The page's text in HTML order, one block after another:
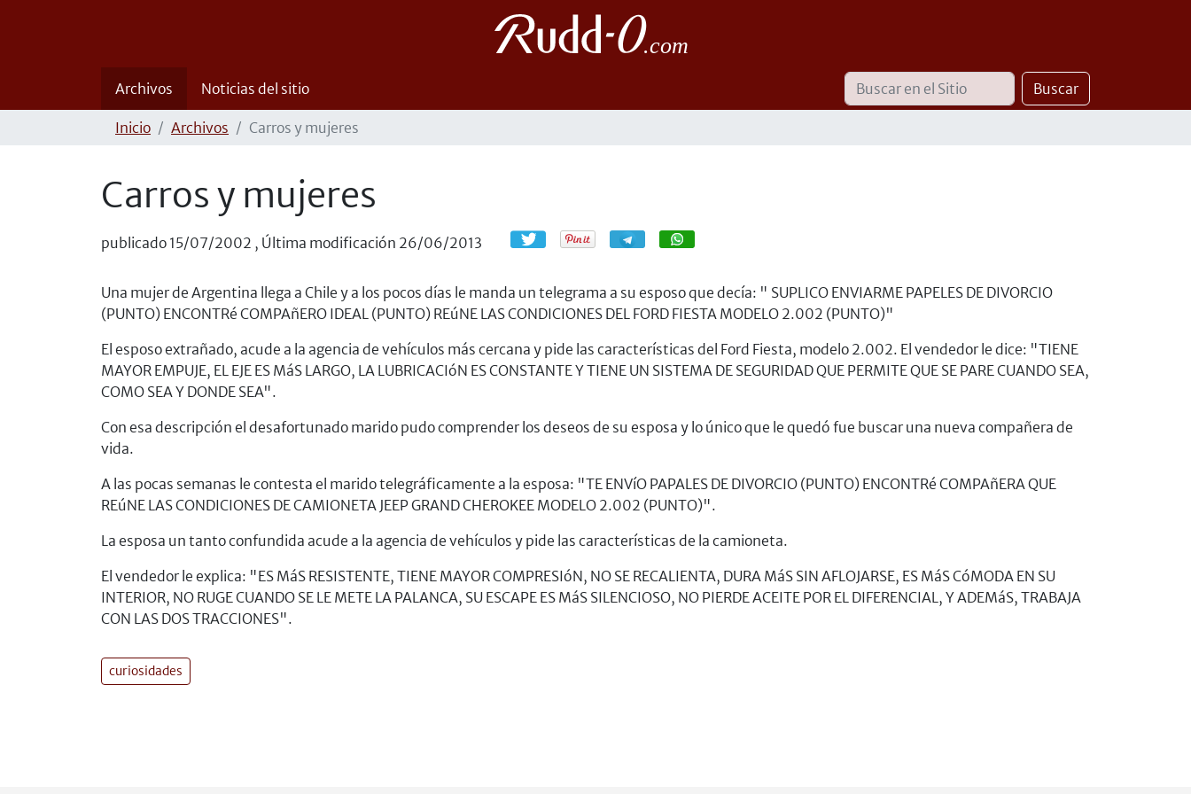
Archivos Noticias del sitio Buscar Buscar
Búsqueda
Avanzada…
Inicio
Archivos Carros y mujeres
Carros y mujeres
publicado 15/07/2002 , Última modificación 26/06/2013 CompartirCompartir
Una mujer de Argentina llega a Chile y a los pocos días le manda un telegrama a su esposo que decía: " SUPLICO ENVIARME PAPELES DE DIVORCIO
(PUNTO) ENCONTRé COMPAñERO IDEAL (PUNTO) REúNE LAS CONDICIONES DEL FORD FIESTA MODELO 2.002 (PUNTO)"
El esposo extrañado, acude a la agencia de vehículos más cercana y pide las características del Ford Fiesta, modelo 2.002. El vendedor le dice: "TIENE
MAYOR EMPUJE, EL EJE ES MáS LARGO, LA LUBRICACIóN ES CONSTANTE Y TIENE UN SISTEMA DE SEGURIDAD QUE PERMITE QUE SE PARE CUANDO SEA,
COMO SEA Y DONDE SEA".
Con esa descripción el desafortunado marido pudo comprender los deseos de su esposa y lo único que le quedó fue buscar una nueva compañera de
vida.
A las pocas semanas le contesta el marido telegráficamente a la esposa: "TE ENVíO PAPALES DE DIVORCIO (PUNTO) ENCONTRé COMPAñERA QUE
REúNE LAS CONDICIONES DE CAMIONETA JEEP GRAND CHEROKEE MODELO 2.002 (PUNTO)".
La esposa un tanto confundida acude a la agencia de vehículos y pide las características de la camioneta.
El vendedor le explica: "ES MáS RESISTENTE, TIENE MAYOR COMPRESIóN, NO SE RECALIENTA, DURA MáS SIN AFLOJARSE, ES MáS CóMODA EN SU
INTERIOR, NO RUGE CUANDO SE LE METE LA PALANCA, SU ESCAPE ES MáS SILENCIOSO, NO PIERDE ACEITE POR EL DIFERENCIAL, Y ADEMáS, TRABAJA
CON LAS DOS TRACCIONES".
curiosidades